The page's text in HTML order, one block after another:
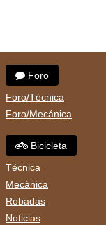
Foro
Foro/Técnica
Foro/Mecánica
Bicicleta
Técnica
Mecánica
Robadas
Noticias